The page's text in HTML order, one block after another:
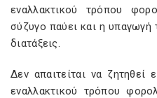
εναλλακτικού τρόπου
σύζυγο παύει και η υπαγωγή
διατάξεις.
Δεν απαιτείται να
εναλλακτικού τρόπου